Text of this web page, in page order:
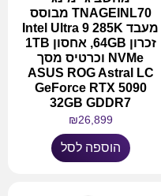
TNAGEINL70 מבוסס
מעבד Intel Ultra 9 285K
זכרון 64GB, אחסון 1TB
NVMe וכרטיס מסך
ASUS ROG Astral LC
GeForce RTX 5090
32GB GDDR7
₪26,899
הוספה לסל